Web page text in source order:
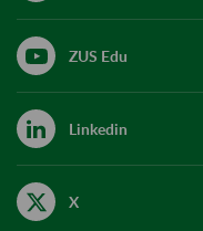
ZUS Edu
Linkedin
X